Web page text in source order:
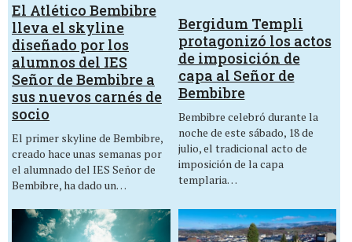
El Atlético Bembibre
lleva el skyline
diseñado por los
alumnos del IES
Señor de Bembibre a
sus nuevos carnés de
socio
El primer skyline de Bembibre,
creado hace unas semanas por
el alumnado del IES Señor de
Bembibre, ha dado un…
Bergidum Templi
protagonizó los actos
de imposición de
capa al Señor de
Bembibre
Bembibre celebró durante la
noche de este sábado, 18 de
julio, el tradicional acto de
imposición de la capa
templaria…